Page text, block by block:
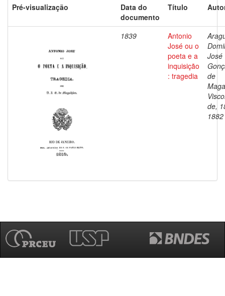
Pré-visualização
Data do
documento
Título
1839
Antonio
José ou o
poeta e a
inquisição
: tragedia
José
de
de,
1882